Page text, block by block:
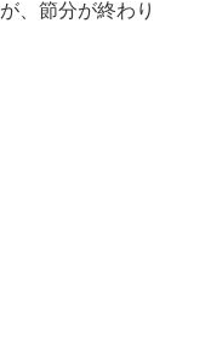
、節分が終わり